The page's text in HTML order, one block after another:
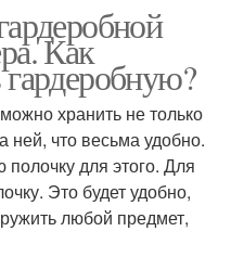
Как
гардеробную?
хранить не только
ней, что весьма удобно.
для этого. Для
Это будет удобно,
любой предмет,